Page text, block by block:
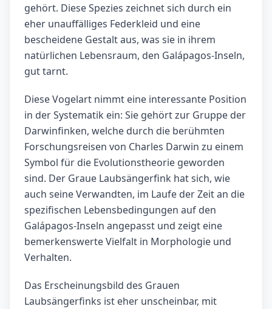
gehört. Diese Spezies zeichnet sich durch ein
eher unauffälliges Federkleid und eine
bescheidene Gestalt aus, was sie in ihrem
natürlichen Lebensraum, den Galápagos-Inseln,
gut tarnt.
Diese Vogelart nimmt eine interessante Position
in der Systematik ein: Sie gehört zur Gruppe der
Darwinfinken, welche durch die berühmten
Forschungsreisen von Charles Darwin zu einem
Symbol für die Evolutionstheorie geworden
sind. Der Graue Laubsängerfink hat sich, wie
auch seine Verwandten, im Laufe der Zeit an die
spezifischen Lebensbedingungen auf den
Galápagos-Inseln angepasst und zeigt eine
bemerkenswerte Vielfalt in Morphologie und
Verhalten.
Das Erscheinungsbild des Grauen
Laubsängerfinks ist eher unscheinbar, mit